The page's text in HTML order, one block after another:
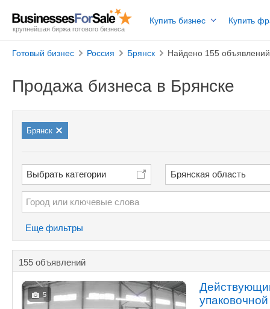
крупнейшая биржа готового бизнеса
Купить бизнес Купить
Готовый бизнес Россия Брянск Найдено 155 объявлений
Продажа бизнеса в Брянске
Брянск
Выбрать категории Брянская область
Еще фильтры
155 объявлений
5